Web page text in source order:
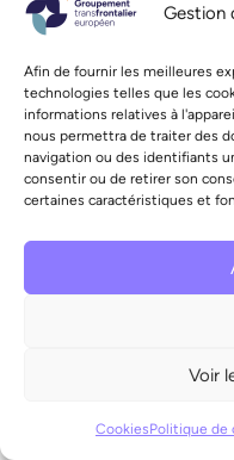
Gestion
Afin de fournir les meilleures
technologies telles que les
informations relatives à
nous permettra de traiter des
navigation ou des identifiants
consentir ou de retirer son
certaines caractéristiques et
Voir
CookiesPolitique de